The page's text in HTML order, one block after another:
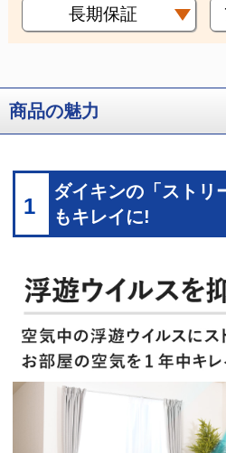
長期保証
商品の魅力
1
ダイキンの「ストリ
もキレイに!